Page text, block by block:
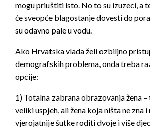
mogu priuštiti isto. No to su izuzeci, a
će sveopće blagostanje dovesti do
su odavno pale u vodu.
Ako Hrvatska vlada želi ozbiljno
demografskih problema, onda treba
opcije:
1) Totalna zabrana obrazovanja žena
veliki uspjeh, ali žena koja ništa ne zna i
vjerojatnije šutke roditi dvoje i više